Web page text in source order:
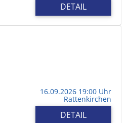
DETAIL
16.09.2026 19:00 Uhr
Rattenkirchen
DETAIL